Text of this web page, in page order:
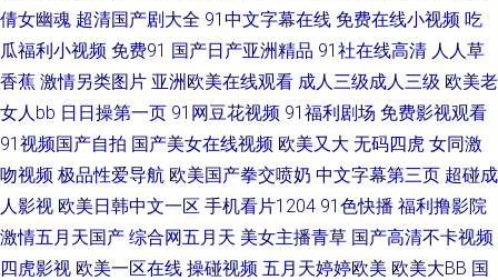
av影院 91最新福利视频 福利姬在线导航 久久伊人国产 人妖变态性交 午夜社
区 91色情主站 超碰97干 国产ts伪娘在线 亚洲色色影院 岛国大片中文字幕
久久国产精品√√ 色色资源网 91高跟丝袜啪啪 肏屄欧美一区不卡 后入jk美女
欧美性交派对 伪娘白丝内射 97资源人人 国产免费日逼视频 欧美日韩性爱网
午夜av免费 91深夜福利视频 成人VA视频 玖玖偷拍网 日韩三级中文 69福利
倩女幽魂 超清国产剧大全 91中文字幕在线 免费在线小视频 吃
瓜福利小视频 免费91 国产日产亚洲精品 91社在线高清 人人草
香蕉 激情另类图片 亚洲欧美在线观看 成人三级成人三级 欧美老
女人bb 日日操第一页 91网豆花视频 91福利剧场 免费影视观看
91视频国产自拍 国产美女在线视频 欧美又大 无码四虎 女同激
吻视频 极品性爱导航 欧美国产拳交喷奶 中文字幕第三页 超碰成
人影视 欧美日韩中文一区 手机看片1204 91色快播 福利撸影院
激情五月天国产 综合网五月天 美女主播青草 国产高清不卡视频
四虎影视 欧美一区在线 操碰视频 五月天婷婷欧美 欧美大BB 国